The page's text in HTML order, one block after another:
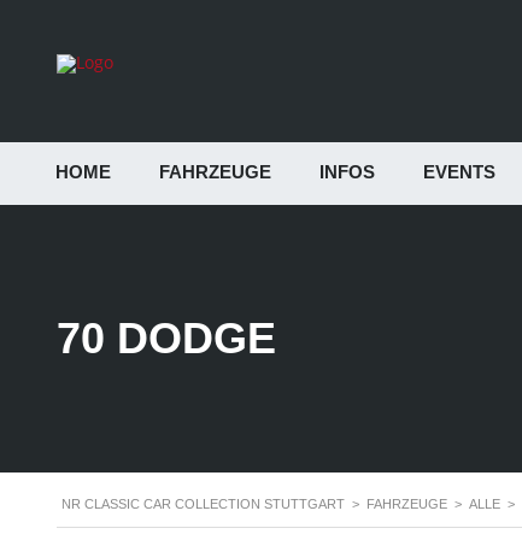
HOME FAHRZEUGE INFOS EVENTS
70 DODGE
NR CLASSIC CAR COLLECTION STUTTGART > FAHRZEUGE > ALLE >